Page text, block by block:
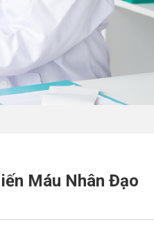
Máu Nhân Đạo